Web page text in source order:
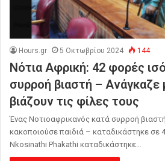
Hours.gr 5 Οκτωβρίου 2024 144
Νότια Αφρική: 42 φορές
συρροή βιαστή – Ανάγκαζε
βιάζουν τις φίλες τους
Ένας Νοτιοαφρικανός κατά συρροή
κακοποιούσε παιδιά – καταδικάστηκε σε
Nkosinathi Phakathi καταδικάστηκε…